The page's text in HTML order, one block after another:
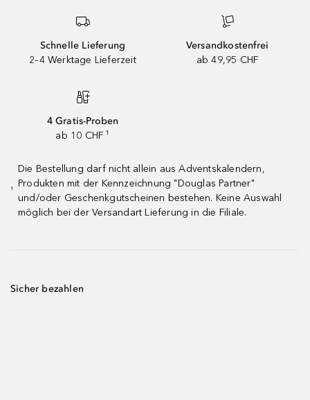
Schnelle Lieferung
2–4 Werktage Lieferzeit
Versandkostenfrei
ab 49,95 CHF
4 Gratis-Proben
ab 10 CHF ¹
¹
Die Bestellung darf nicht allein aus Adventskalendern,
Produkten mit der Kennzeichnung "Douglas Partner"
und/oder Geschenkgutscheinen bestehen. Keine Auswahl
möglich bei der Versandart Lieferung in die Filiale.
Sicher bezahlen